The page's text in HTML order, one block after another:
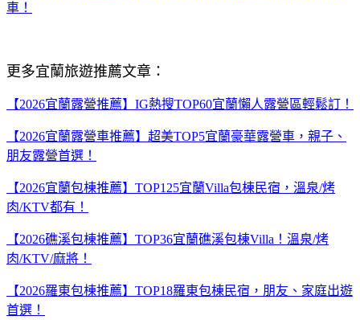
車！
更多宜蘭旅遊推薦文章：
【2026宜蘭露營推薦】IG熱搜TOP60宜蘭懶人露營區輕鬆訂！
【2026宜蘭露營車推薦】超美TOP5宜蘭豪華露營車，親子、
朋友露營首選！
【2026宜蘭包棟推薦】TOP125宜蘭Villa包棟民宿，溫泉/烤
肉/KTV都有！
【2026礁溪包棟推薦】TOP36宜蘭礁溪包棟Villa！溫泉/烤
肉/KTV/麻將！
【2026羅東包棟推薦】TOP18羅東包棟民宿，朋友、家庭出遊
首選！